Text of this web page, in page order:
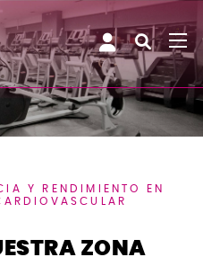
Y RENDIMIENTO EN
ZONA